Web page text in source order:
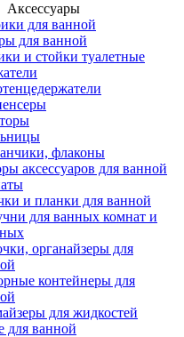
Аксессуары
для ванной
для ванной
и стойки туалетные
флаконы
аксессуаров для ванной
и планки для ванной
для ванных комнат и
органайзеры для
контейнеры для
для жидкостей
для ванной